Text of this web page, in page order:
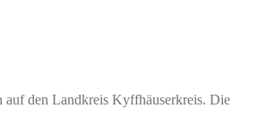
auf den Landkreis Kyffhäuserkreis. Die